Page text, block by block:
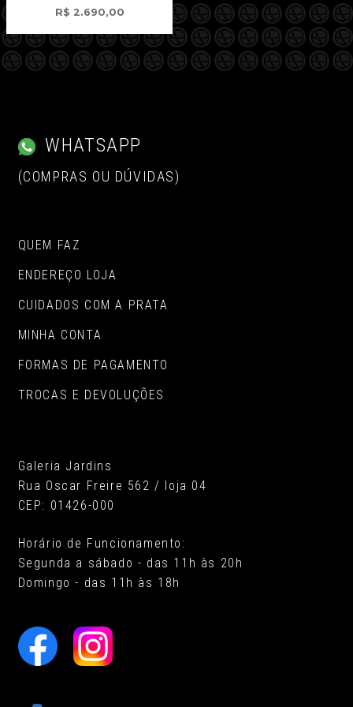
R$ 2.690,00
WHATSAPP
(COMPRAS OU DÚVIDAS)
QUEM FAZ
ENDEREÇO LOJA
CUIDADOS COM A PRATA
MINHA CONTA
FORMAS DE PAGAMENTO
TROCAS E DEVOLUÇÕES
Galeria Jardins
Rua Oscar Freire 562 / loja 04
CEP: 01426-000
Horário de Funcionamento:
Segunda a sábado - das 11h às 20h
Domingo - das 11h às 18h